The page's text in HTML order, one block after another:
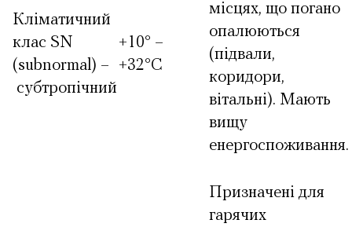
Кліматичний
клас SN
(subnormal) –
субтропічний
+10° –
+32°С
місцях, що погано
опалюються
(підвали,
коридори,
вітальні). Мають
вищу
енергоспоживання.
Призначені для
гарячих